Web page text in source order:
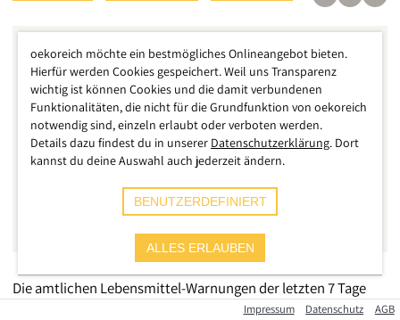
Die amtlichen Lebensmittel-Warnungen der letzten 7 Tage
haben wieder einige unangenehme Überraschungen für uns
Impressum Datenschutz AGB
oekoreich möchte ein bestmögliches Onlineangebot bieten.
Hierfür werden Cookies gespeichert. Weil uns Transparenz
wichtig ist können Cookies und die damit verbundenen
Funktionalitäten, die nicht für die Grundfunktion von oekoreich
notwendig sind, einzeln erlaubt oder verboten werden.
Details dazu findest du in unserer Datenschutzerklärung. Dort
kannst du deine Auswahl auch jederzeit ändern.
BENUTZERDEFINIERT
ALLES ERLAUBEN